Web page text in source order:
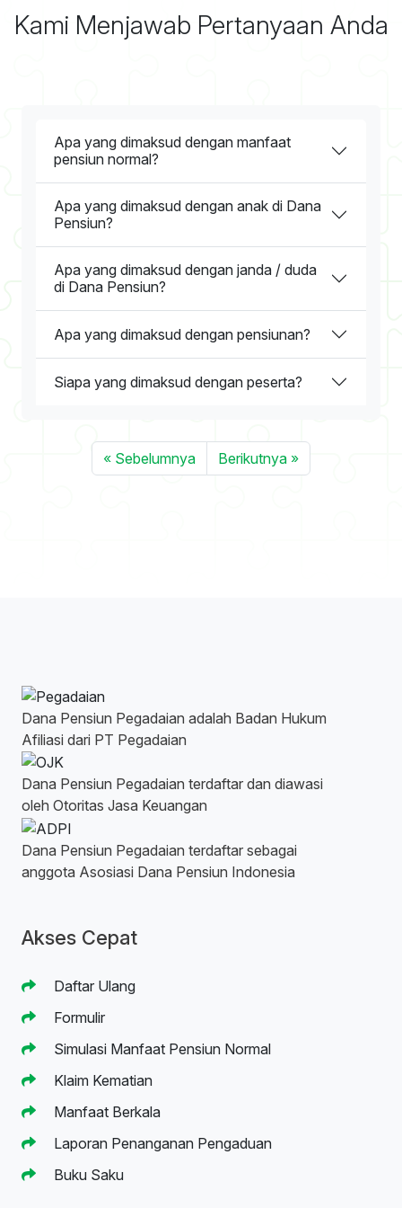
Kami Menjawab Pertanyaan Anda
Apa yang dimaksud dengan manfaat
pensiun normal?
Apa yang dimaksud dengan anak di Dana
Pensiun?
Apa yang dimaksud dengan janda / duda
di Dana Pensiun?
Apa yang dimaksud dengan pensiunan?
Siapa yang dimaksud dengan peserta?
« Sebelumnya Berikutnya »
Dana Pensiun Pegadaian adalah Badan Hukum
Afiliasi dari PT Pegadaian
Dana Pensiun Pegadaian terdaftar dan diawasi
oleh Otoritas Jasa Keuangan
Dana Pensiun Pegadaian terdaftar sebagai
anggota Asosiasi Dana Pensiun Indonesia
Akses Cepat
Daftar Ulang
Formulir
Simulasi Manfaat Pensiun Normal
Klaim Kematian
Manfaat Berkala
Laporan Penanganan Pengaduan
Buku Saku